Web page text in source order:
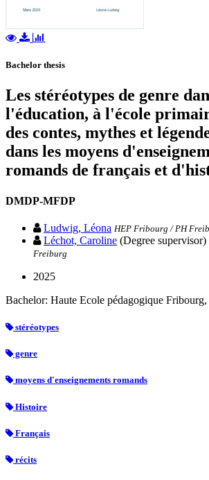
Bachelor thesis
Les stéréotypes de genre
l'éducation, à l'école
des contes, mythes et
dans les moyens
romands de français et
DMDP-MFDP
Ludwig, Léona HEP Fribourg / PH
Léchot, Caroline (Degree supervisor)
Freiburg
2025
Bachelor: Haute Ecole pédagogique
stéréotypes
genre
moyens d'enseignements romands
Histoire
Français
récits